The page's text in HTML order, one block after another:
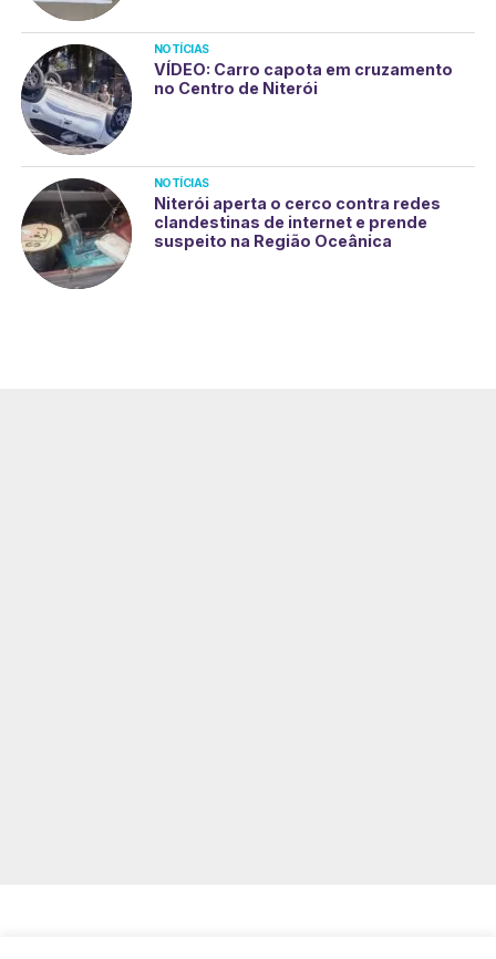
NOTÍCIAS
VÍDEO: Carro capota em cruzamento
no Centro de Niterói
NOTÍCIAS
Niterói aperta o cerco contra redes
clandestinas de internet e prende
suspeito na Região Oceânica